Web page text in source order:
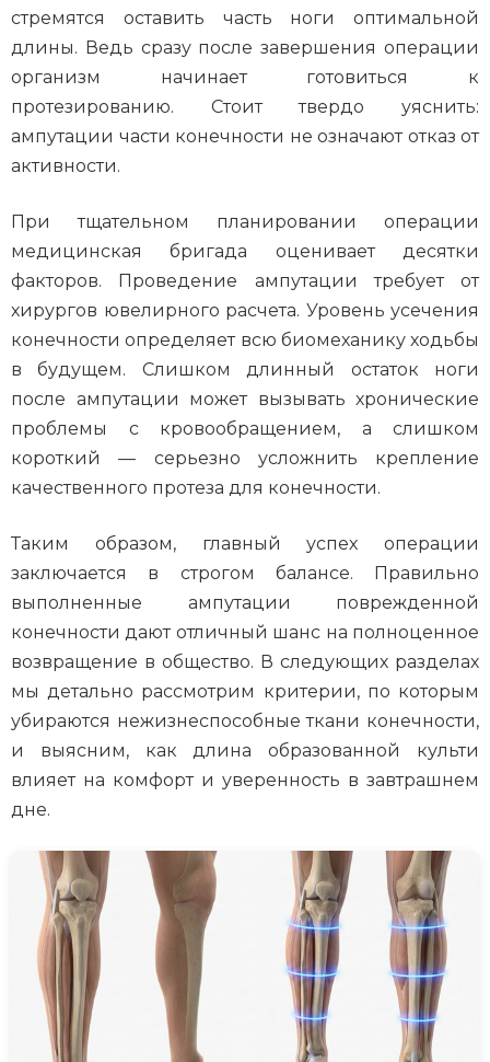
стремятся оставить часть ноги оптимальной
длины. Ведь сразу после завершения операции
организм начинает готовиться к
протезированию. Стоит твердо уяснить:
ампутации части конечности не означают отказ от
активности.
При тщательном планировании операции
медицинская бригада оценивает десятки
факторов. Проведение ампутации требует от
хирургов ювелирного расчета. Уровень усечения
конечности определяет всю биомеханику ходьбы
в будущем. Слишком длинный остаток ноги
после ампутации может вызывать хронические
проблемы с кровообращением, а слишком
короткий — серьезно усложнить крепление
качественного протеза для конечности.
Таким образом, главный успех операции
заключается в строгом балансе. Правильно
выполненные ампутации поврежденной
конечности дают отличный шанс на полноценное
возвращение в общество. В следующих разделах
мы детально рассмотрим критерии, по которым
убираются нежизнеспособные ткани конечности,
и выясним, как длина образованной культи
влияет на комфорт и уверенность в завтрашнем
дне.